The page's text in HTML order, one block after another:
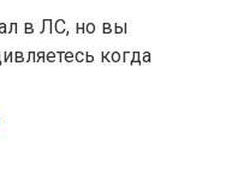
в ЛС, но вы
когда